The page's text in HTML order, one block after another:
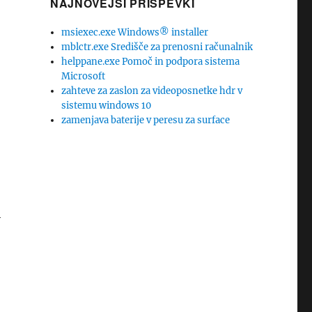
msiexec.exe Windows® installer
mblctr.exe Središče za prenosni računalnik
helppane.exe Pomoč in podpora sistema
Microsoft
zahteve za zaslon za videoposnetke hdr v
sistemu windows 10
zamenjava baterije v peresu za surface